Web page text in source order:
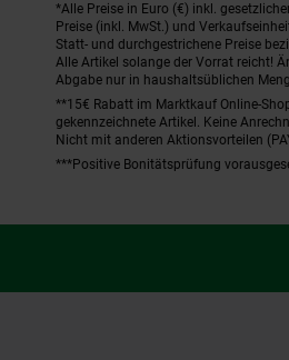
Fußnoten
*Alle Preise in Euro (€) inkl.
Preise (inkl. MwSt.) und
Statt- und durchgestrichene Preise
Alle Artikel solange der Vorrat reicht!
Abgabe nur in haushaltsüblichen
**15€ Rabatt im Marktkauf Online-
gekennzeichnete Artikel. Keine
Nicht mit anderen Aktionsvorteilen
***Positive Bonitätsprüfung